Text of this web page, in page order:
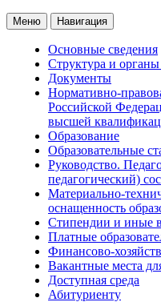
Меню Навигация
Основные сведения
Структура и
Документы
Нормативно-
Российской
высшей
Образование
Образовательные
Руководство.
педагогический)
Материально-
оснащенность
Стипендии и иные
Платные
Финансово-
Вакантные места
Доступная среда
Абитуриенту